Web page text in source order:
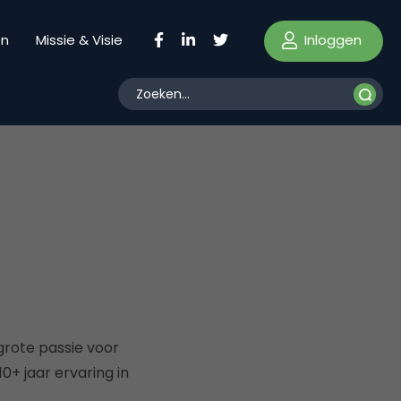
Missie & Visie Inloggen
passie voor
jaar ervaring in